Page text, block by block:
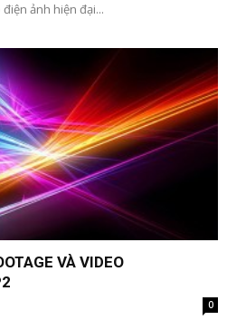
ảnh hiện đại...
VÀ VIDEO
0